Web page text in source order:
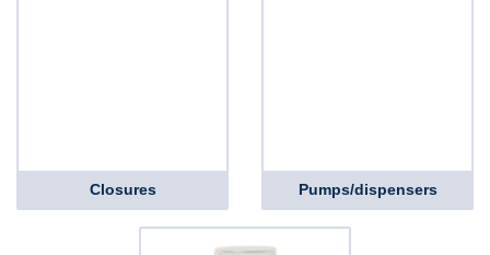
Closures Pumps/dispensers